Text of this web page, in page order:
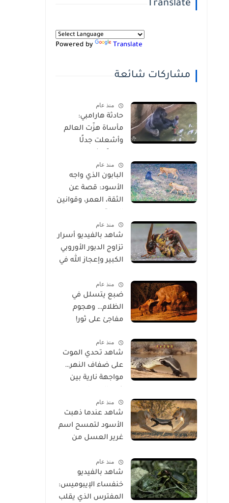
Translate
Powered by Translate
مشاركات شائعة
منذ عام
حادثة هارامبي:
مأساة هزّت العالم
وأشعلت جدلًا
بالفيديو
منذ عام
البابون الذي واجه
الأسود: قصة عن
الثقة، العمر، وقوانين
منذ عام
شاهد بالفيديو أسرار
تزاوج الدبور الأوروبي
الكبير وإعجاز الله في
منذ عام
ضبع يتسلل في
الظلام… وهجوم
مفاجئ على ثور!
منذ عام
شاهد تحدي الموت
على ضفاف النهر…
مواجهة نارية بين
وتمساح شرس
منذ عام
شاهد عندما ذهبت
الأسود لتمسح اسم
غرير العسل من
منذ عام
شاهد بالفيديو
خنفساء الإيبوميس:
المفترس الذي يقلب